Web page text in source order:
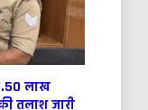
लाख
तलाश जारी